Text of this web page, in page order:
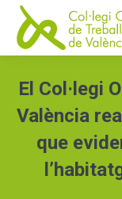
El Col·legi
València
que